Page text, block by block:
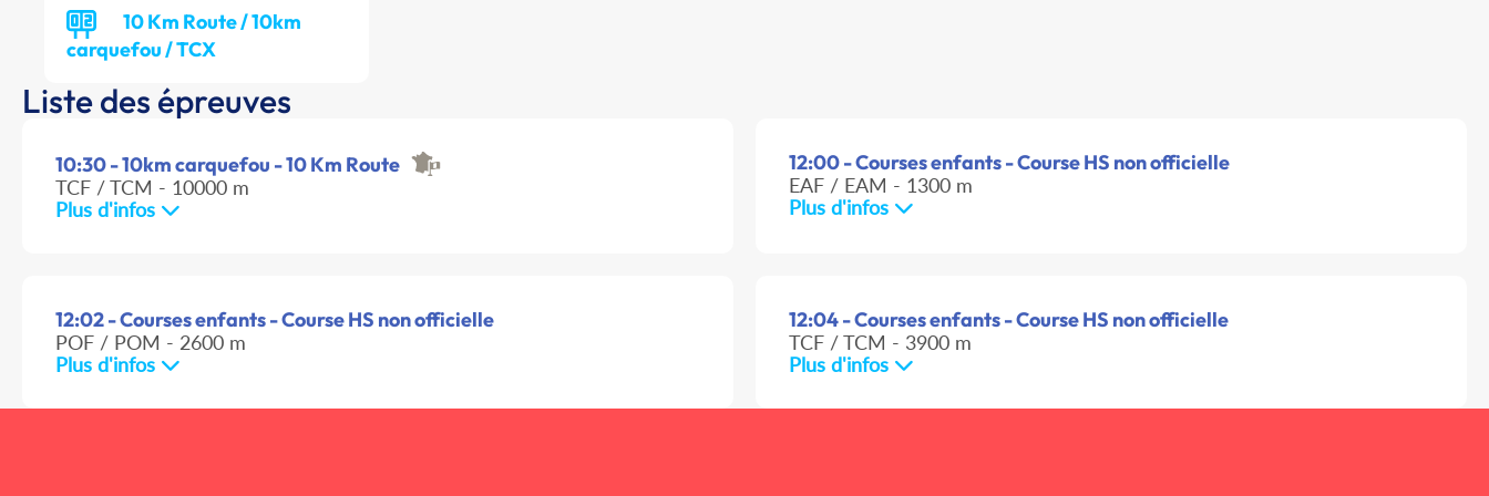
10 Km Route / 10km
carquefou / TCX
Liste des épreuves
10:30 - 10km carquefou - 10 Km Route
TCF / TCM - 10000 m
Plus d'infos
12:00 - Courses enfants - Course HS non officielle
EAF / EAM - 1300 m
Plus d'infos
12:02 - Courses enfants - Course HS non officielle
POF / POM - 2600 m
Plus d'infos
12:04 - Courses enfants - Course HS non officielle
TCF / TCM - 3900 m
Plus d'infos